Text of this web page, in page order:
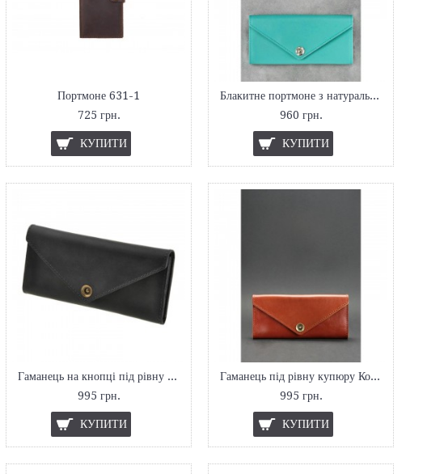
Портмоне 631-1
725 грн.
КУПИТИ
Блакитне портмоне з натуральної шкіри
960 грн.
КУПИТИ
Гаманець на кнопці під рівну купюру Графіт
995 грн.
КУПИТИ
Гаманець під рівну купюру Коньяк
995 грн.
КУПИТИ